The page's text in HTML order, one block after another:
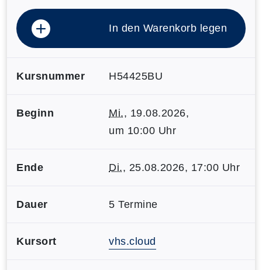
In den Warenkorb legen
Kursnummer H54425BU
Beginn Mi., 19.08.2026,
um 10:00 Uhr
Ende Di., 25.08.2026, 17:00 Uhr
Dauer 5 Termine
Kursort vhs.cloud